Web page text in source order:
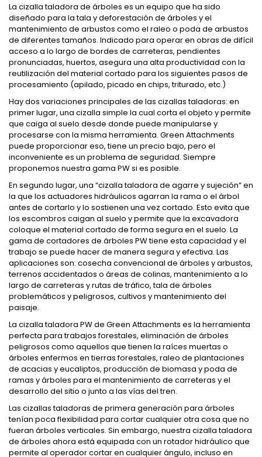
La cizalla taladora de árboles es un equipo que ha sido
diseñado para la tala y deforestación de árboles y el
mantenimiento de arbustos como el raleo o poda de arbustos
de diferentes tamaños. Indicado para operar en obras de difícil
acceso a lo largo de bordes de carreteras, pendientes
pronunciadas, huertos, asegura una alta productividad con la
reutilización del material cortado para los siguientes pasos de
procesamiento (apilado, picado en chips, triturado, etc.)
Hay dos variaciones principales de las cizallas taladoras: en
primer lugar, una cizalla simple la cual corta el objeto y permite
que caiga al suelo desde donde puede manipularse y
procesarse con la misma herramienta. Green Attachments
puede proporcionar eso, tiene un precio bajo, pero el
inconveniente es un problema de seguridad. Siempre
proponemos nuestra gama PW si es posible.
En segundo lugar, una “cizalla taladora de agarre y sujeción” en
la que los actuadores hidráulicos agarran la rama o el árbol
antes de cortarlo y lo sostienen una vez cortado. Esto evita que
los escombros caigan al suelo y permite que la excavadora
coloque el material cortado de forma segura en el suelo. La
gama de cortadores de árboles PW tiene esta capacidad y el
trabajo se puede hacer de manera segura y efectiva. Las
aplicaciones son: cosecha convencional de árboles y arbustos,
terrenos accidentados o áreas de colinas, mantenimiento a lo
largo de carreteras y rutas de tráfico, tala de árboles
problemáticos y peligrosos, cultivos y mantenimiento del
paisaje.
La cizalla taladora PW de Green Attachments es la herramienta
perfecta para trabajos forestales, eliminación de árboles
peligrosos como aquellos que tienen la raíces muertas o
árboles enfermos en tierras forestales, raleo de plantaciones
de acacias y eucaliptos, producción de biomasa y poda de
ramas y árboles para el mantenimiento de carreteras y el
desarrollo del sitio o junto a las vías del tren.
Las cizallas taladoras de primera generación para árboles
tenían poca flexibilidad para cortar cualquier otra cosa que no
fueran árboles verticales. Sin embargo, nuestra cizalla taladora
de árboles ahora está equipada con un rotador hidráulico que
permite al operador cortar en cualquier ángulo, incluso en